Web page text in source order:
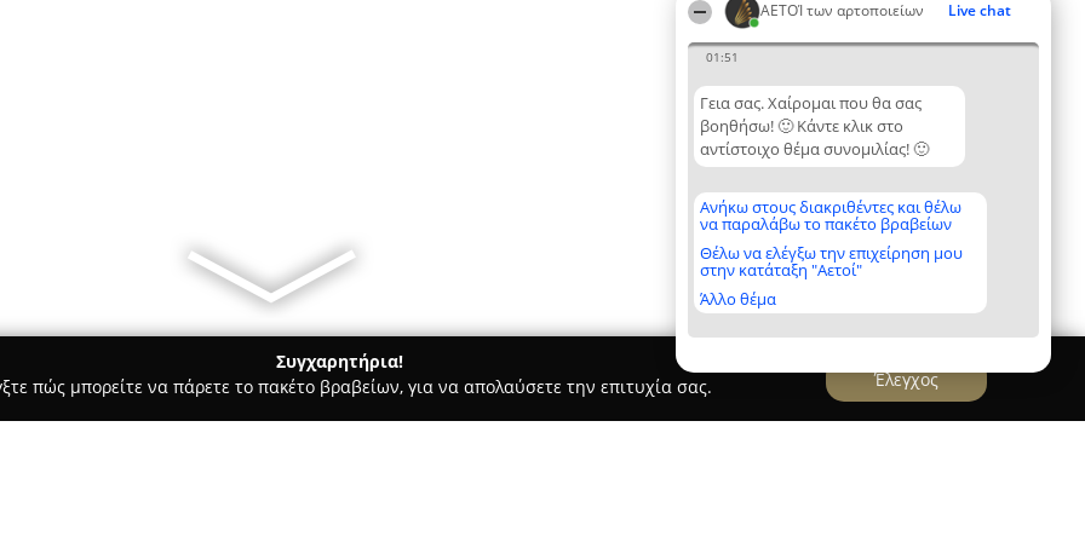
ΑΕΤΟΊ των αρτοποιείων Live chat
01:51
Γεια σας. Χαίρομαι που θα σας
βοηθήσω! 🙂 Κάντε κλικ στο
αντίστοιχο θέμα συνομιλίας! 🙂
Ανήκω στους διακριθέντες και θέλω
να παραλάβω το πακέτο βραβείων
Θέλω να ελέγξω την επιχείρηση μου
στην κατάταξη "Αετοί"
Άλλο θέμα
Συγχαρητήρια!
πώς μπορείτε να πάρετε το πακέτο βραβείων, για να απολαύσετε την επιτυχία σας.
Έλεγχος